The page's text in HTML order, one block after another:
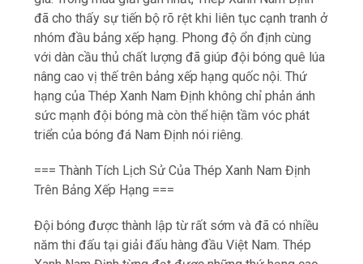
sức mạnh đội bóng mà còn thể hiện tầm vóc phát
triển của bóng đá Nam Định nói riêng.
=== Thành Tích Lịch Sử Của Thép Xanh Nam Định
Trên Bảng Xếp Hạng ===
Đội bóng được thành lập từ rất sớm và đã có nhiều
năm thi đấu tại giải đấu hàng đầu Việt Nam. Thép
nhất trong lịch sử clb. Giai đoạn ổn định nhất của
đội bóng diễn ra khi liên tục nằm trong top 5 đội
mạnh nhất V-League. Tuy nhiên, cũng có những giai
đoạn đội bóng phải vật lộn ở nửa dưới bảng xếp
hạng. Đặc biệt, trong mùa giải 2023-2024, Thép